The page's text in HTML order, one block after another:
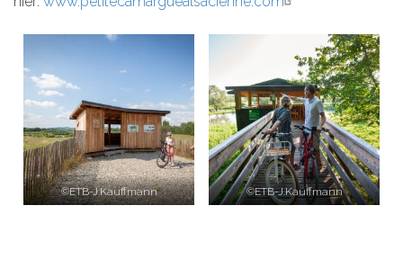
©ETB-J.Kauffmann ©ETB-J.Kauffmann